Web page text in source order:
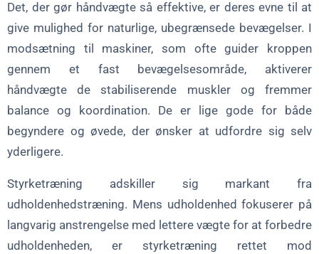
Det, der gør håndvægte så effektive, er deres evne til at
give mulighed for naturlige, ubegrænsede bevægelser. I
modsætning til maskiner, som ofte guider kroppen
gennem et fast bevægelsesområde, aktiverer
håndvægte de stabiliserende muskler og fremmer
balance og koordination. De er lige gode for både
begyndere og øvede, der ønsker at udfordre sig selv
yderligere.
Styrketræning adskiller sig markant fra
udholdenhedstræning. Mens udholdenhed fokuserer på
langvarig anstrengelse med lettere vægte for at forbedre
udholdenheden, er styrketræning rettet mod